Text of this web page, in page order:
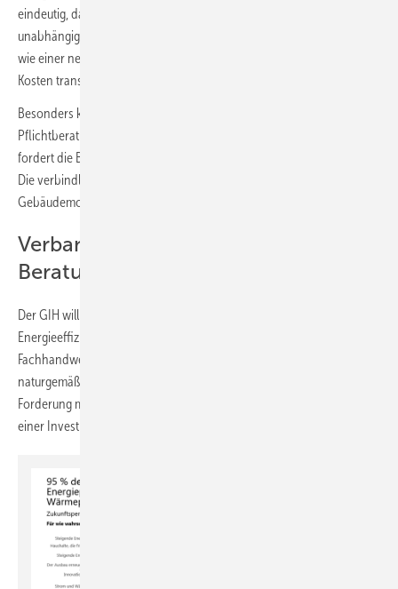
eindeutig, dass Eigentümer weiterhin einen hohen Bedarf an
unabhängiger Beratung haben. Gerade bei langfristigen Investitionen
wie einer neuen Heizung sollten wirtschaftliche Risiken und hohe
Kosten transparent aufgezeigt werden“.
Besonders kritisch bewertet der GIH die geplante Streichung der
Pflichtberatung vor dem Einbau fossiler Heizungen. Der Verband
fordert die Bundesregierung auf, diese Änderung zurückzunehmen.
Die verbindliche Beratung soll wieder in das
Gebäudemodernisierungsgesetz aufgenommen werden.
Verband fordert unabhängige
Beratung
Der GIH will die Beratung ausdrücklich nur durch unabhängige
Energieeffizienz-Expert:innen verankern. Bislang können auch
Fachhandwerker:innen diese Beratung übernehmen, obwohl diese
naturgemäß nicht unabhängig sind. Der Verband verknüpft diese
Forderung mit der Heizungswahl und mit den langfristigen Folgen
einer Investition in fossile Technik.